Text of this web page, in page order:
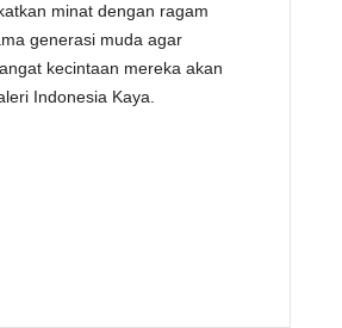
minat dengan ragam
generasi muda agar
kecintaan mereka akan
Indonesia Kaya.